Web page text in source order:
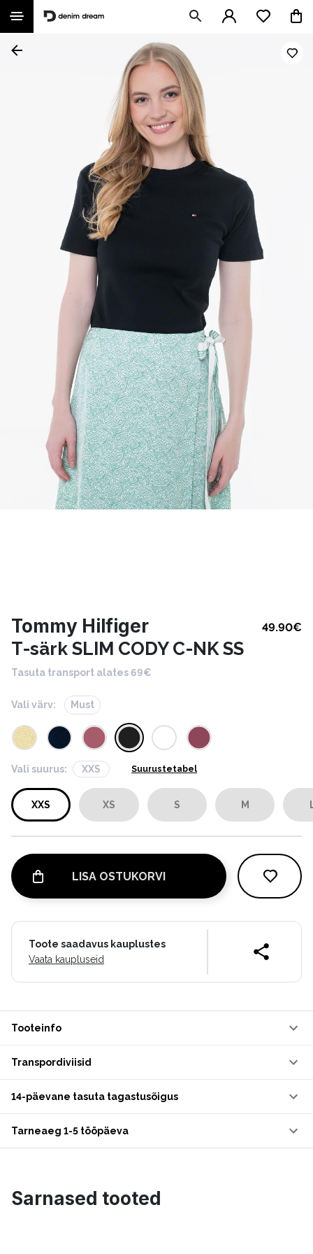
Tommy Hilfiger 49.90€
T-särk SLIM CODY C-NK SS
Tasuta transport alates 69€
Vali värv: Must
Vali suurus: XXS Suurustetabel
XXS XS S M
LISA OSTUKORVI
Toote saadavus kauplustes
Vaata kaupluseid
Tooteinfo
Transpordiviisid
14-päevane tasuta tagastusõigus
Tarneaeg 1-5 tööpäeva
Sarnased tooted